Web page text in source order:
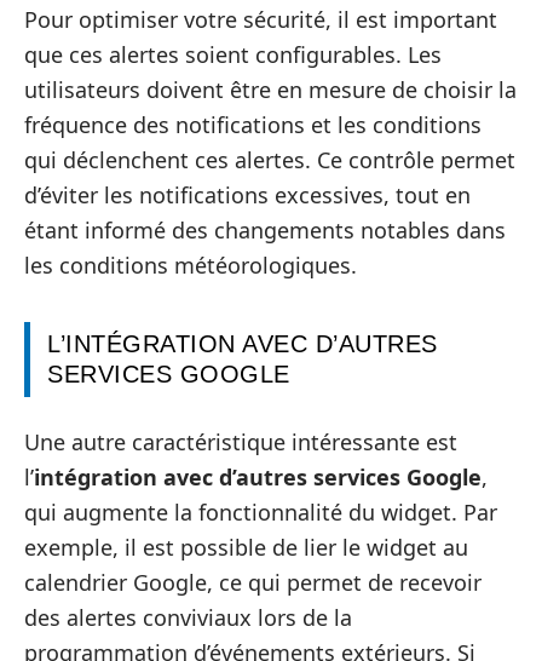
Pour optimiser votre sécurité, il est important
que ces alertes soient configurables. Les
utilisateurs doivent être en mesure de choisir la
fréquence des notifications et les conditions
qui déclenchent ces alertes. Ce contrôle permet
d’éviter les notifications excessives, tout en
étant informé des changements notables dans
les conditions météorologiques.
L’INTÉGRATION AVEC D’AUTRES
SERVICES GOOGLE
Une autre caractéristique intéressante est
l’intégration avec d’autres services Google,
qui augmente la fonctionnalité du widget. Par
exemple, il est possible de lier le widget au
calendrier Google, ce qui permet de recevoir
des alertes conviviaux lors de la
programmation d’événements extérieurs. Si